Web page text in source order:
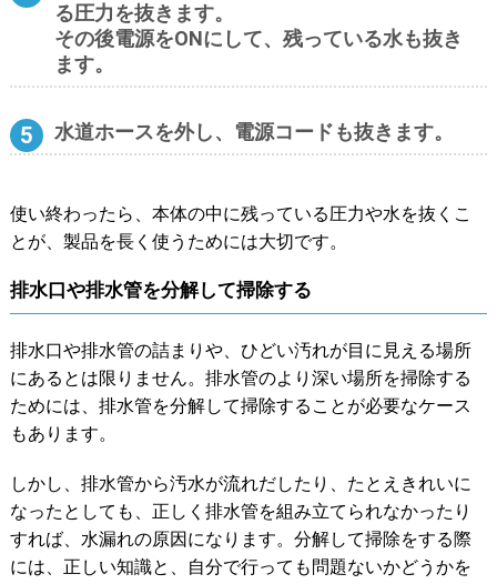
る圧力を抜きます。
その後電源をONにして、残っている水も抜き
ます。
水道ホースを外し、電源コードも抜きます。
使い終わったら、本体の中に残っている圧力や水を抜くこ
とが、製品を長く使うためには大切です。
排水口や排水管を分解して掃除する
排水口や排水管の詰まりや、ひどい汚れが目に見える場所
にあるとは限りません。排水管のより深い場所を掃除する
ためには、排水管を分解して掃除することが必要なケース
もあります。
しかし、排水管から汚水が流れだしたり、たとえきれいに
なったとしても、正しく排水管を組み立てられなかったり
すれば、水漏れの原因になります。分解して掃除をする際
には、正しい知識と、自分で行っても問題ないかどうかを